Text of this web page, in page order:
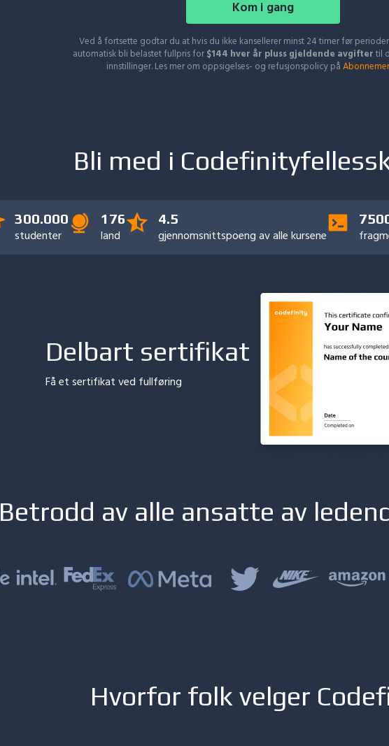
Kom i gang
Ved å fortsette godtar du at hvis du ikke kansellerer minst 24 timer før
automatisk bli belastet fullpris for$144 hver år pluss gjeldende avgiftertil
innstillinger. Les mer om oppsigelses- og refusjonspolicy på
Bli med i
300.000
studenter
176
land
4.5
gjennomsnittspoengav alle kursene
Delbart sertifikat
Få et sertifikat ved fullføring
Betrodd av alle ansatte av
Hvorfor folk velger